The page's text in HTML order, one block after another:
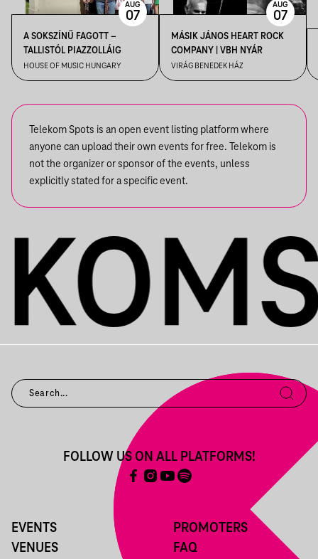
A SOKSZÍNŰ FAGOTT –
TALLISTÓL PIAZZOLLÁIG
HOUSE OF MUSIC HUNGARY
AUG
07
MÁSIK JÁNOS HEART ROCK
COMPANY | VBH NYÁR
VIRÁG BENEDEK HÁZ
AUG
07
Telekom Spots is an open event listing platform where
anyone can upload their own events for free. Telekom is
not the organizer or sponsor of the events, unless
explicitly stated for a specific event.
EVENTS
VENUES
PROMOTERS
FAQ
FOLLOW US ON ALL PLATFORMS!